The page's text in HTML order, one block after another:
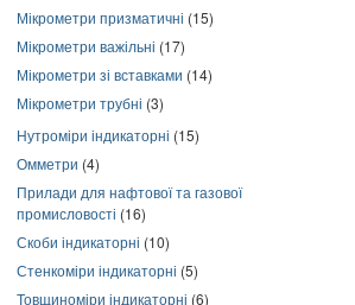
Мікрометри призматичні (15)
Мікрометри важільні (17)
Мікрометри зі вставками (14)
Мікрометри трубні (3)
Нутроміри індикаторні (15)
Омметри (4)
Прилади для нафтової та газової
промисловості (16)
Скоби індикаторні (10)
Стенкоміри індикаторні (5)
Товщиноміри індикаторні (6)